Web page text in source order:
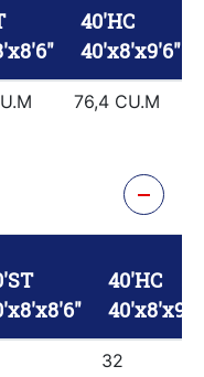
40'HC
40'x8'x9'6"
76,4 CU.M
40'HC
32